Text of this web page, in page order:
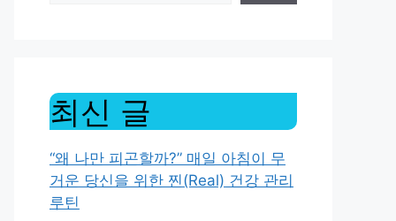
최신 글
“왜 나만 피곤할까?” 매일 아침이 무
거운 당신을 위한 찐(Real) 건강 관리
루틴